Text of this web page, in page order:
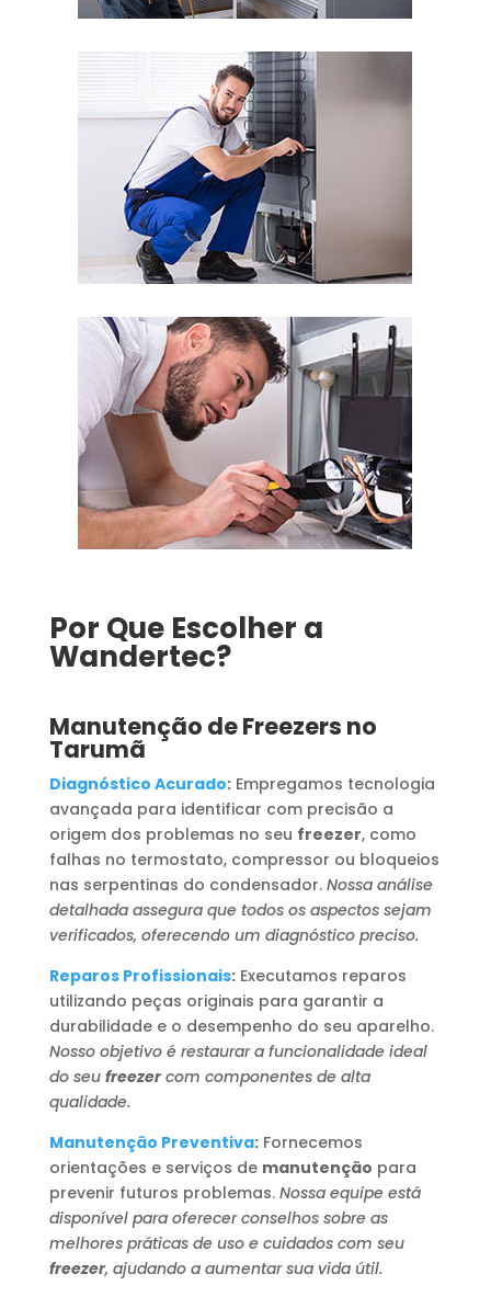
Por Que Escolher a
Wandertec?
Manutenção de Freezers no
Tarumã
Diagnóstico Acurado:Empregamos tecnologia
avançada para identificar com precisão a
origem dos problemas no seu freezer, como
falhas no termostato, compressor ou bloqueios
nas serpentinas do condensador. Nossa análise
detalhada assegura que todos os aspectos sejam
verificados, oferecendo um diagnóstico preciso.
Reparos Profissionais:Executamos reparos
utilizando peças originais para garantir a
durabilidade e o desempenho do seu aparelho.
Nosso objetivo é restaurar a funcionalidade ideal
do seu freezercom componentes de alta
qualidade.
Manutenção Preventiva:Fornecemos
orientações e serviços de manutenção para
prevenir futuros problemas. Nossa equipe está
disponível para oferecer conselhos sobre as
melhores práticas de uso e cuidados com seu
freezer, ajudando a aumentar sua vida útil.